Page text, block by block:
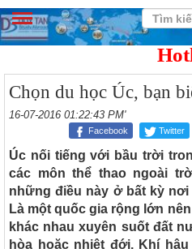
Chọn du học Úc, bạn
16-07-2016 01:22:43 PM'
Facebook Twitter
Úc nối tiếng với bầu trời
các môn thể thao ngoài
những điều này ở bất kỳ
Là một quốc gia rộng lớn
khác nhau xuyên suốt đất
hòa hoặc nhiệt đới. Khí